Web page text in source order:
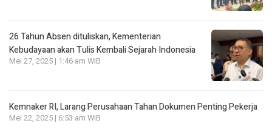
26 Tahun Absen dituliskan, Kementerian
Kebudayaan akan Tulis Kembali Sejarah Indonesia
Mei 27, 2025 | 1:46 am WIB
Kemnaker RI, Larang Perusahaan Tahan Dokumen Penting Pekerja
Mei 22, 2025 | 6:53 am WIB